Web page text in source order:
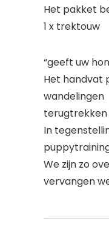
Het pakket
1 x trektouw
“geeft uw
Het handvat
wandelingen
In
We zijn zo
vervangen